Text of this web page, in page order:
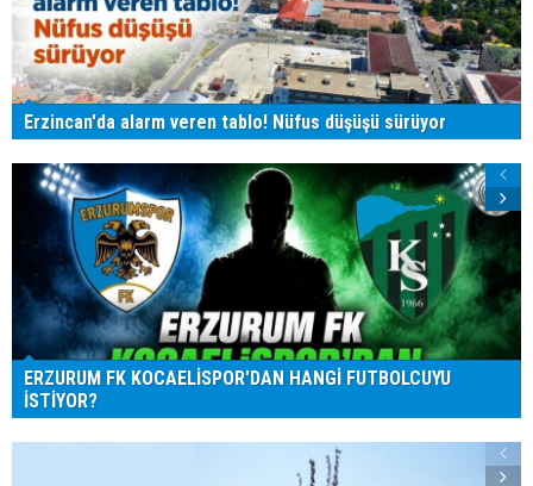
Erzincan'da alarm veren tablo! Nüfus düşüşü sürüyor
ERZURUM FK KOCAELİSPOR'DAN HANGİ FUTBOLCUYU
İSTİYOR?